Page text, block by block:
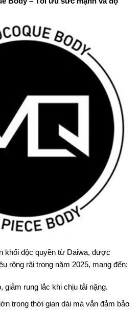
khối độc quyền từ Daiwa, được
rộng rãi trong năm 2025, mang đến:
giảm rung lắc khi chịu tải nặng.
trong thời gian dài mà vẫn đảm bảo